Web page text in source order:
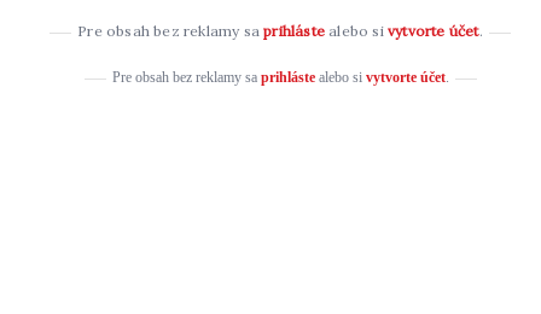
Pre obsah bez reklamy saprihláste alebo si vytvorte účet.